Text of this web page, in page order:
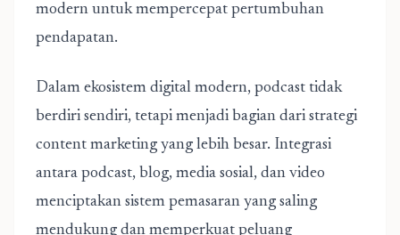
modern untuk mempercepat pertumbuhan
pendapatan.
Dalam ekosistem digital modern, podcast tidak
berdiri sendiri, tetapi menjadi bagian dari strategi
content marketing yang lebih besar. Integrasi
antara podcast, blog, media sosial, dan video
menciptakan sistem pemasaran yang saling
mendukung dan memperkuat peluang